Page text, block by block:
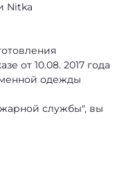
Nitka
от 10.08. 2017 года
одежды
службы", вы